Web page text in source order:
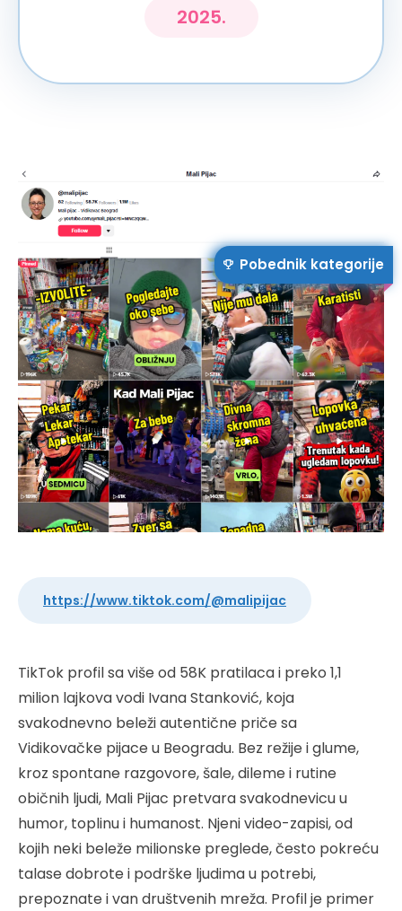
2025.
Pobednik kategorije
https://www.tiktok.com/@malipijac
TikTok profil sa više od 58K pratilaca i preko 1,1
milion lajkova vodi Ivana Stanković, koja
svakodnevno beleži autentične priče sa
Vidikovačke pijace u Beogradu. Bez režije i glume,
kroz spontane razgovore, šale, dileme i rutine
običnih ljudi, Mali Pijac pretvara svakodnevicu u
humor, toplinu i humanost. Njeni video-zapisi, od
kojih neki beleže milionske preglede, često pokreću
talase dobrote i podrške ljudima u potrebi,
prepoznate i van društvenih mreža. Profil je primer